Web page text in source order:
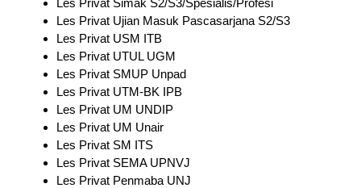
Les Privat Ujian Masuk Pascasarjana S2/S3
Les Privat USM ITB
Les Privat UTUL UGM
Les Privat SMUP Unpad
Les Privat UTM-BK IPB
Les Privat UM UNDIP
Les Privat UM Unair
Les Privat SM ITS
Les Privat SEMA UPNVJ
Les Privat Penmaba UNJ